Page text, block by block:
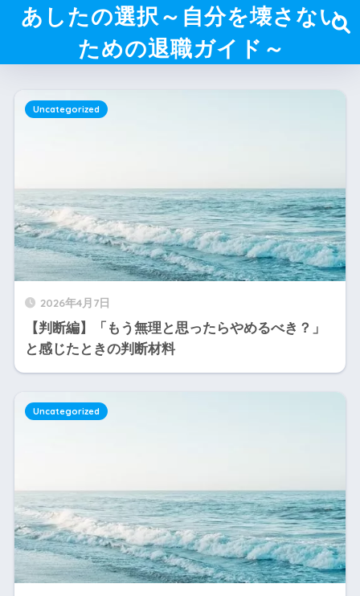
あしたの選択～自分を壊さない
ための退職ガイド～
2026年4月7日
【判断編】「もう無理と思ったらやめるべき？」
と感じたときの判断材料
Uncategorized
Uncategorized